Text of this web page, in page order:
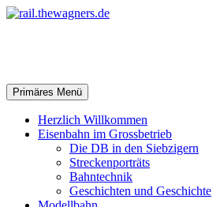
Zum
Suchen
Primäres Menü
Herzlich Willkommen
Eisenbahn im Grossbetrieb
Die DB in den Siebzigern
Streckenporträts
Bahntechnik
Geschichten und Geschichte